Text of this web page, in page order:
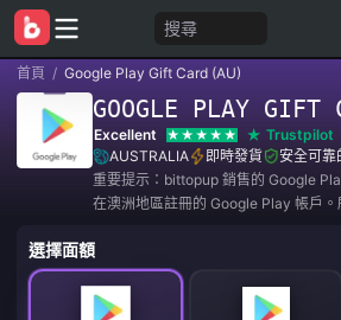
搜尋
首頁 / Google Play Gift Card (AU)
GOOGLE PLAY GIFT
Excellent
Trustpilot
AUSTRALIA
即時發貨
安全可靠
重要提示：bittopup 銷售的 Google
在澳洲地區註冊的 Google Play 帳戶
選擇面額